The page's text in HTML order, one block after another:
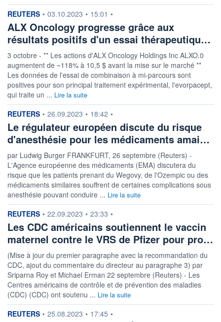
information fournie par
REUTERS • 03.10.2023 • 15:01 •
ALX Oncology progresse grâce aux
résultats positifs d'un essai thérapeutiqu…
3 octobre - ** Les actions d'ALX Oncology Holdings Inc ALXO.0
augmentent de ~118% à 10,5 $ avant la mise sur le marché **
Les données de l'essai de combinaison à mi-parcours sont
positives pour son principal traitement expérimental, l'evorpacept,
qui traite un ... Lire la suite
information fournie par
REUTERS • 26.09.2023 • 18:42 •
Le régulateur européen discute du risque
d'anesthésie pour les médicaments amai…
par Ludwig Burger FRANKFURT, 26 septembre (Reuters) -
L'Agence européenne des médicaments (EMA) discutera du
risque que les patients prenant du Wegovy, de l'Ozempic ou des
médicaments similaires souffrent de certaines complications sous
anesthésie pouvant conduire ... Lire la suite
information fournie par
REUTERS • 22.09.2023 • 23:33 •
Les CDC américains soutiennent le vaccin
maternel contre le VRS de Pfizer pour pro…
(Mise à jour du premier paragraphe avec la recommandation du
CDC, ajout du commentaire du directeur au paragraphe 3) par
Sriparna Roy et Michael Erman 22 septembre (Reuters) - Les
Centres américains de contrôle et de prévention des maladies
(CDC) (CDC) ont soutenu ... Lire la suite
information fournie par
REUTERS • 25.08.2023 • 17:45 •